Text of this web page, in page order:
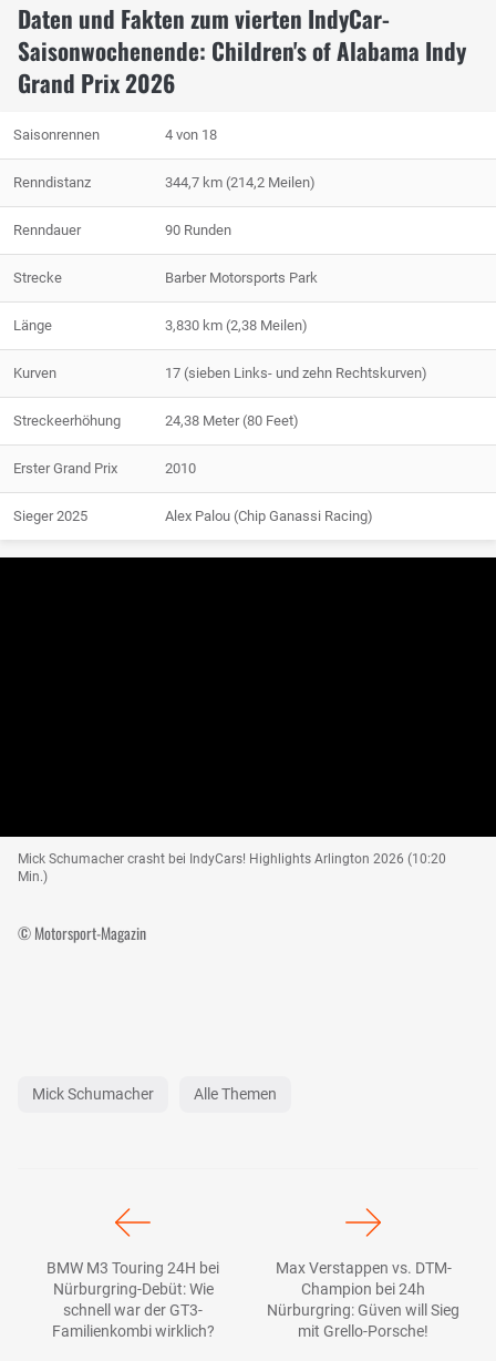
Daten und Fakten zum vierten IndyCar-
Saisonwochenende: Children's of Alabama Indy
Grand Prix 2026
Saisonrennen 4 von 18
Renndistanz 344,7 km (214,2 Meilen)
Renndauer 90 Runden
Strecke Barber Motorsports Park
Länge 3,830 km (2,38 Meilen)
Kurven 17 (sieben Links- und zehn Rechtskurven)
Streckeerhöhung 24,38 Meter (80 Feet)
Erster Grand Prix 2010
Sieger 2025 Alex Palou (Chip Ganassi Racing)
Mick Schumacher crasht bei IndyCars! Highlights Arlington 2026 (10:20
Min.)
© Motorsport-Magazin
Mick Schumacher Alle Themen
BMW M3 Touring 24H bei
Nürburgring-Debüt: Wie
schnell war der GT3-
Familienkombi wirklich?
Max Verstappen vs. DTM-
Champion bei 24h
Nürburgring: Güven will Sieg
mit Grello-Porsche!